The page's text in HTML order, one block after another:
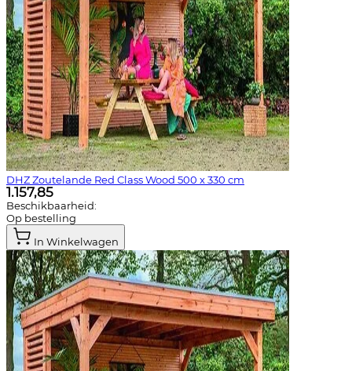
DHZ Zoutelande Red Class Wood 500 x 330 cm
1.157,85
Beschikbaarheid:
Op bestelling
In Winkelwagen